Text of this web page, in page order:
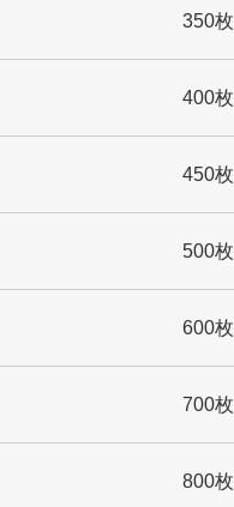
350枚
400枚
450枚
500枚
600枚
700枚
800枚